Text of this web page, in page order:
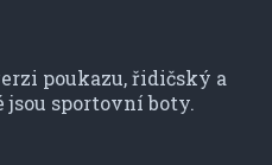
poukazu, řidičský a
jsou sportovní boty.